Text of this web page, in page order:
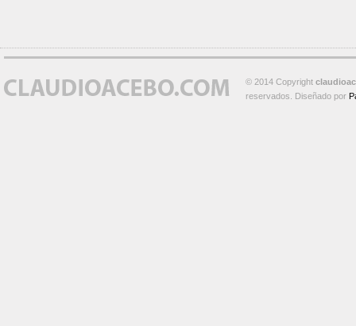
© 2014 Copyright
reservados. Diseñado por